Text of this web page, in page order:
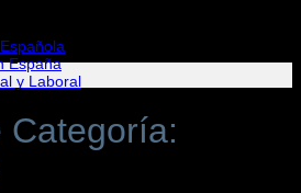
España
y Laboral
Categoría: